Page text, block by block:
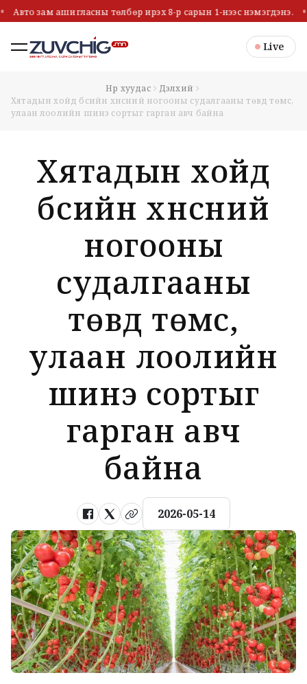
Авто зам ашигласны төлбөр ирэх 8-р сарын 1-нээс нэмэгдэнэ.
Live
Нүүр хуудас
Дэлхий
Хятадын хойд бүсийн хүнсний ногооны судалгааны төвд төмс,
улаан лоолийн шинэ сортыг гарган авч байна
Хятадын хойд
бүсийн хүнсний
ногооны
судалгааны
төвд төмс,
улаан лоолийн
шинэ сортыг
гарган авч
байна
2026-05-14